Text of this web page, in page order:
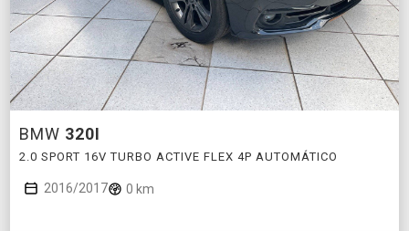
BMW 320I
2.0 SPORT 16V TURBO ACTIVE FLEX 4P AUTOMÁTICO
2016/2017 0 km